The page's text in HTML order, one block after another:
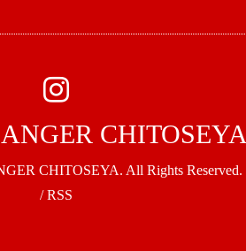
CHITOSEYA
CHITOSEYA. All Rights Reserved.
/RSS